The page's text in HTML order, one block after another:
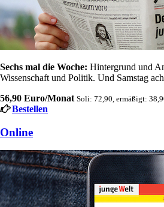
Sechs mal die Woche: Hintergrund und
Wissenschaft und Politik. Und Samstag
56,90 Euro/Monat Soli: 72,90, ermäßigt:
Bestellen
Online